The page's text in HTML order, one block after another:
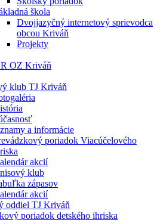
škola
Dvojjazyčný internetový sprievodca
obcou Kriváň
Projekty
OZ Kriváň
klub TJ Kriváň
a informácie
poriadok Viacúčelového
akcií
klub
zápasov
akcií
oddiel TJ Kriváň
poriadok detského ihriska